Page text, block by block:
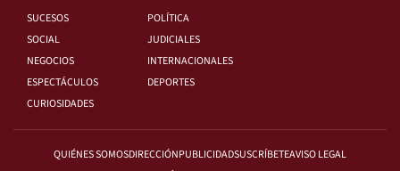
SUCESOS
POLÍTICA
SOCIAL
JUDICIALES
NEGOCIOS
INTERNACIONALES
ESPECTÁCULOS
DEPORTES
CURIOSIDADES
QUIÉNES SOMOSDIRECCIÓNPUBLICIDADSUSCRÍBETEAVISO LEGAL